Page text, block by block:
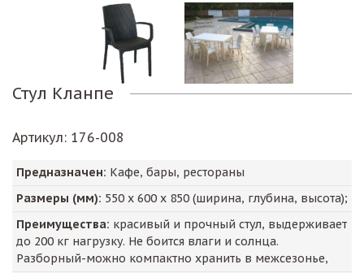
Стул Кланпе
Артикул: 176-008
Предназначен: Кафе, бары, рестораны
Размеры (мм): 550 х 600 х 850 (ширина, глубина, высота);
Преимущества: красивый и прочный стул, выдерживает
до 200 кг нагрузку. Не боится влаги и солнца.
Разборный-можно компактно хранить в межсезонье,